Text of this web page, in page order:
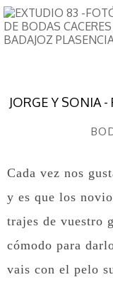
JORGE Y SONIA
Cada vez nos
y es que los
trajes de vuestro
cómodo para
vais con el pelo